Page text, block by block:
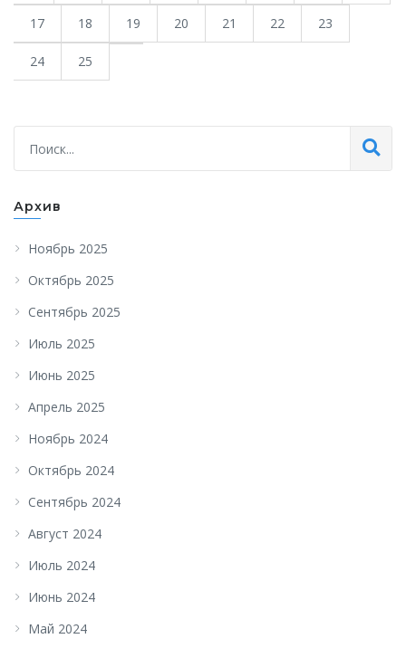
17 18 19 20 21 22 23
24 25
Архив
Ноябрь 2025
Октябрь 2025
Сентябрь 2025
Июль 2025
Июнь 2025
Апрель 2025
Ноябрь 2024
Октябрь 2024
Сентябрь 2024
Август 2024
Июль 2024
Июнь 2024
Май 2024